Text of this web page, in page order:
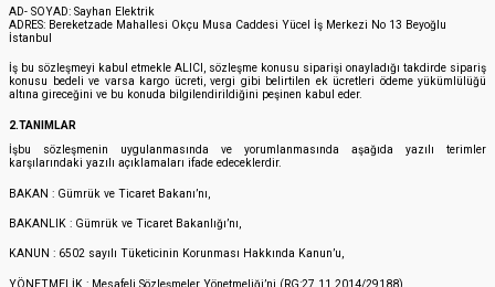
AD- SOYAD: Sayhan Elektrik
ADRES: Bereketzade Mahallesi Okçu Musa Caddesi Yücel İş Merkezi No 13 Beyoğlu
İstanbul
İş bu sözleşmeyi kabul etmekle ALICI, sözleşme konusu siparişi onayladığı takdirde sipariş
konusu bedeli ve varsa kargo ücreti, vergi gibi belirtilen ek ücretleri ödeme yükümlülüğü
altına gireceğini ve bu konuda bilgilendirildiğini peşinen kabul eder.
2.TANIMLAR
İşbu sözleşmenin uygulanmasında ve yorumlanmasında aşağıda yazılı terimler
karşılarındaki yazılı açıklamaları ifade edeceklerdir.
BAKAN : Gümrük ve Ticaret Bakanı’nı,
BAKANLIK : Gümrük ve Ticaret Bakanlığı’nı,
KANUN : 6502 sayılı Tüketicinin Korunması Hakkında Kanun’u,
YÖNETMELİK : Mesafeli Sözleşmeler Yönetmeliği’ni (RG:27.11.2014/29188)